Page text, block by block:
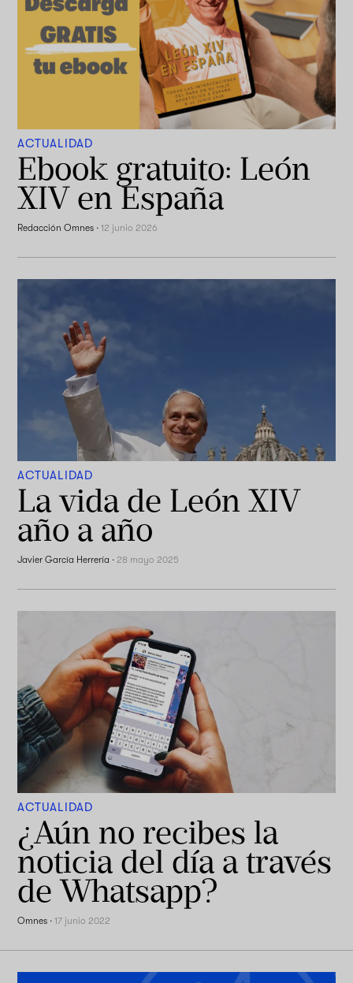
ACTUALIDAD
Ebook gratuito: León
XIV en España
Redacción Omnes ·12 junio 2026
ACTUALIDAD
La vida de León XIV
año a año
Javier García Herrería ·28 mayo 2025
ACTUALIDAD
¿Aún no recibes la
noticia del día a través
de Whatsapp?
Omnes ·17 junio 2022